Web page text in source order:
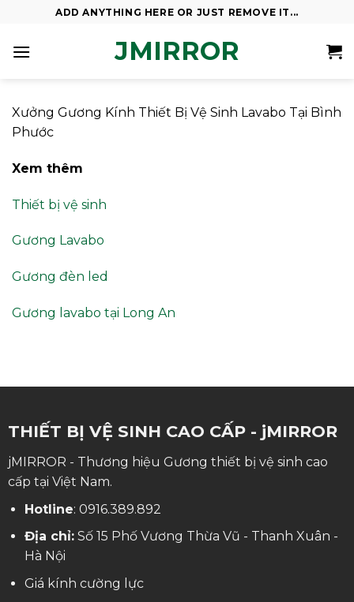
content
ADD ANYTHING HERE OR JUST REMOVE IT...
JMIRROR
Xưởng Gương Kính Thiết Bị Vệ Sinh Lavabo Tại Bình
Phước
Xem thêm
Thiết bị vệ sinh
Gương Lavabo
Gương đèn led
Gương lavabo tại Long An
THIẾT BỊ VỆ SINH CAO CẤP - jMIRROR
jMIRROR - Thương hiệu Gương thiết bị vệ sinh cao
cấp tại Việt Nam.
Hotline: 0916.389.892
Địa chỉ:Số 15 Phố Vương Thừa Vũ - Thanh Xuân -
Hà Nội
Giá kính cường lực